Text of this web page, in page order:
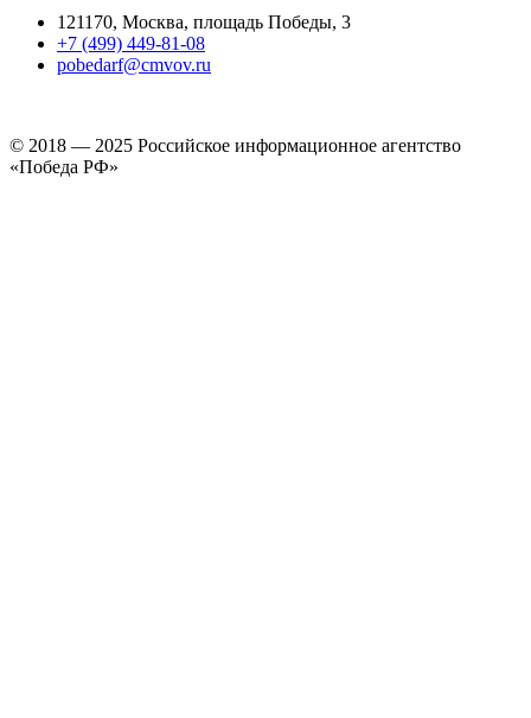
121170, Москва, площадь Победы, 3
+7 (499) 449-81-08
pobedarf@cmvov.ru
© 2018 — 2025 Российское информационное агентство
«Победа РФ»